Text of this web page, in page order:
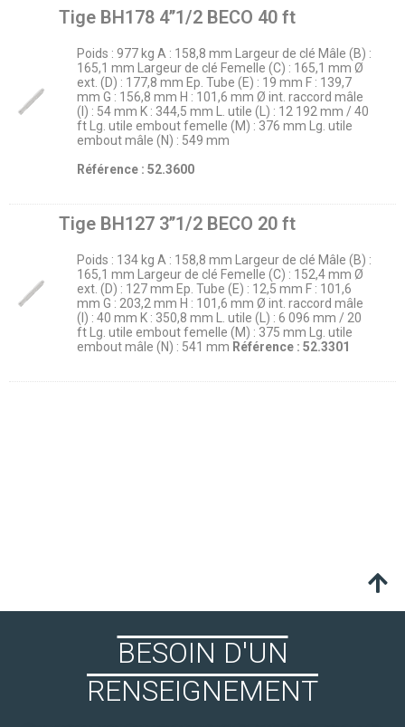
Tige BH178 4’’1/2 BECO 40 ft
Poids : 977 kg A : 158,8 mm Largeur de clé Mâle (B) :
165,1 mm Largeur de clé Femelle (C) : 165,1 mm Ø
ext. (D) : 177,8 mm Ep. Tube (E) : 19 mm F : 139,7
mm G : 156,8 mm H : 101,6 mm Ø int. raccord mâle
(I) : 54 mm K : 344,5 mm L. utile (L) : 12 192 mm / 40
ft Lg. utile embout femelle (M) : 376 mm Lg. utile
embout mâle (N) : 549 mm
Référence : 52.3600
Tige BH127 3’’1/2 BECO 20 ft
Poids : 134 kg A : 158,8 mm Largeur de clé Mâle (B) :
165,1 mm Largeur de clé Femelle (C) : 152,4 mm Ø
ext. (D) : 127 mm Ep. Tube (E) : 12,5 mm F : 101,6
mm G : 203,2 mm H : 101,6 mm Ø int. raccord mâle
(I) : 40 mm K : 350,8 mm L. utile (L) : 6 096 mm / 20
ft Lg. utile embout femelle (M) : 375 mm Lg. utile
embout mâle (N) : 541 mm Référence : 52.3301
BESOIN D'UN
RENSEIGNEMENT